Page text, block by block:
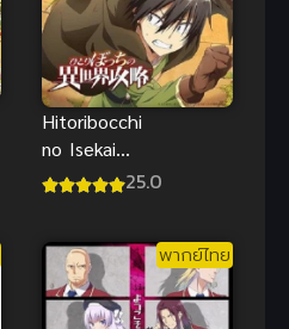
Hitoribocchi
no Isekai
Kouryaku ซับ25.0
พากย์ไทย